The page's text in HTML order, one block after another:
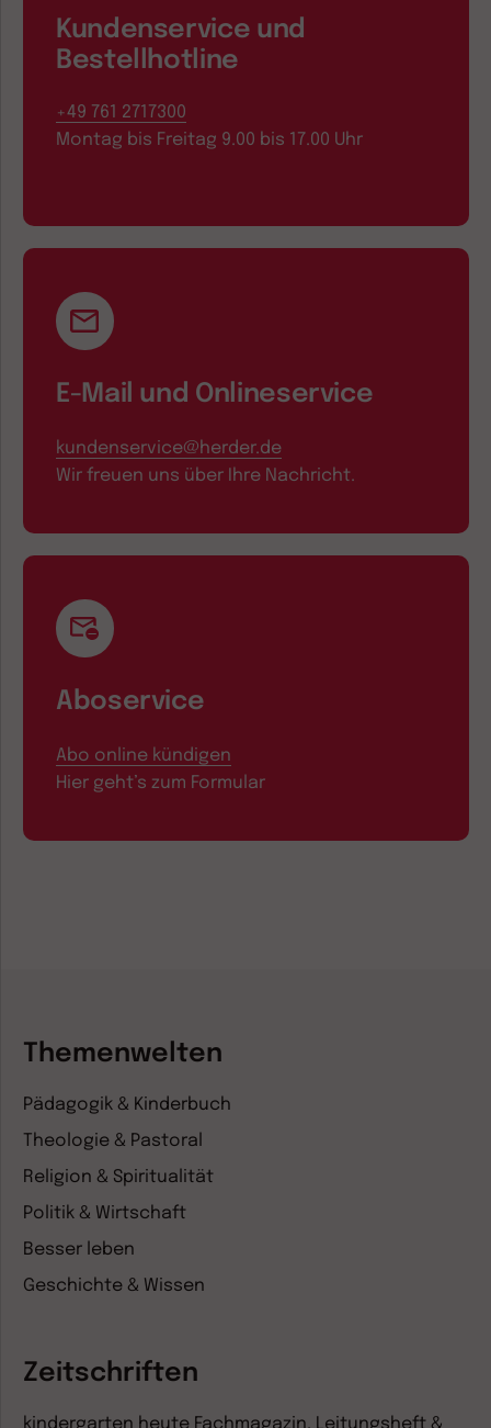
Kundenservice und
Bestellhotline
+49 761 2717300
Montag bis Freitag 9.00 bis 17.00 Uhr
E-Mail und Onlineservice
kundenservice@herder.de
Wir freuen uns über Ihre Nachricht.
Aboservice
Abo online kündigen
Hier geht’s zum Formular
Themenwelten
Pädagogik & Kinderbuch
Theologie & Pastoral
Religion & Spiritualität
Politik & Wirtschaft
Besser leben
Geschichte & Wissen
Zeitschriften
kindergarten heute Fachmagazin, Leitungsheft &